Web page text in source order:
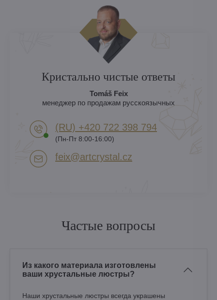
Кристально чистые ответы
Tomáš Feix
менеджер по продажам русскоязычных
(RU) +420 722 398 794​
(Пн-Пт 8:00-16:00)
feix​@artcrystal​.cz
Частые вопросы
Из какого материала изготовлены
ваши хрустальные люстры?
Наши хрустальные люстры всегда украшены